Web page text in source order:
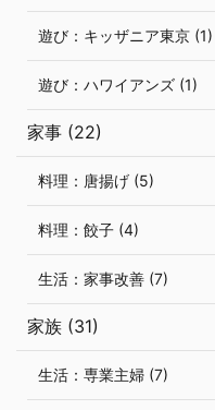
遊び：キッザニア東京 (1)
遊び：ハワイアンズ (1)
家事 (22)
料理：唐揚げ (5)
料理：餃子 (4)
生活：家事改善 (7)
家族 (31)
生活：専業主婦 (7)